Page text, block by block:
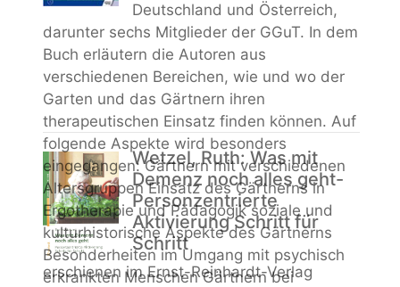
Deutschland und Österreich,
darunter sechs Mitglieder der GGuT. In dem
Buch erläutern die Autoren aus
verschiedenen Bereichen, wie und wo der
Garten und das Gärtnern ihren
therapeutischen Einsatz finden können. Auf
folgende Aspekte wird besonders
eingegangen: Gärtnern mit verschiedenen
Altersgruppen Einsatz des Gärtnerns in
Ergotherapie und Pädagogik soziale und
kulturhistorische Aspekte des Gärtnerns
Besonderheiten im Umgang mit psychisch
erkrankten Menschen Gärtnern bei
Wetzel, Ruth: Was mit
Demenz noch alles geht-
Personzentrierte
Aktivierung Schritt für
Schritt
erschienen im Ernst-Reinhardt-Verlag